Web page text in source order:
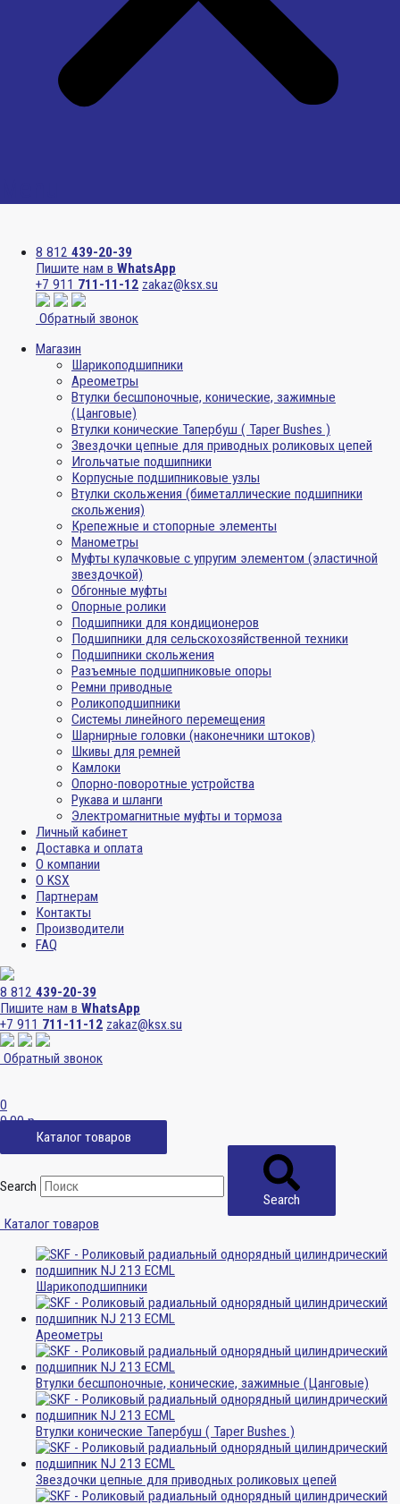
8 812 439-20-39
Пишите нам в WhatsApp
+7 911 711-11-12 zakaz@ksx.su
Обратный звонок
Магазин
Шарикоподшипники
Ареометры
Втулки бесшпоночные, конические, зажимные
(Цанговые)
Втулки конические Тапербуш ( Taper Bushes )
Звездочки цепные для приводных роликовых цепей
Игольчатые подшипники
Корпусные подшипниковые узлы
Втулки скольжения (биметаллические подшипники
скольжения)
Крепежные и стопорные элементы
Манометры
Муфты кулачковые с упругим элементом (эластичной
звездочкой)
Обгонные муфты
Опорные ролики
Подшипники для кондиционеров
Подшипники для сельскохозяйственной техники
Подшипники скольжения
Разъемные подшипниковые опоры
Ремни приводные
Роликоподшипники
Системы линейного перемещения
Шарнирные головки (наконечники штоков)
Шкивы для ремней
Камлоки
Опорно-поворотные устройства
Рукава и шланги
Электромагнитные муфты и тормоза
Личный кабинет
Доставка и оплата
О компании
О KSX
Партнерам
Контакты
Производители
FAQ
8 812 439-20-39
Пишите нам в WhatsApp
+7 911 711-11-12 zakaz@ksx.su
Обратный звонок
0
0,00р.
Каталог товаров
Search
Search
Каталог товаров
Шарикоподшипники
Ареометры
Втулки бесшпоночные, конические, зажимные (Цанговые)
Втулки конические Тапербуш ( Taper Bushes )
Звездочки цепные для приводных роликовых цепей